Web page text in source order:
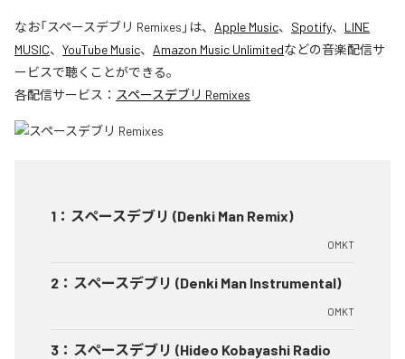
なお「スペースデブリ Remixes 」は、 Apple Music、 Spotify、 LINE
MUSIC、 YouTube Music、 Amazon Music Unlimitedなどの音楽配信サ
ービスで聴くことができる。
各配信サービス： スペースデブリ Remixes
1 ： スペースデブリ (Denki Man Remix)
OMKT
2 ： スペースデブリ (Denki Man Instrumental)
OMKT
3 ： スペースデブリ (Hideo Kobayashi Radio